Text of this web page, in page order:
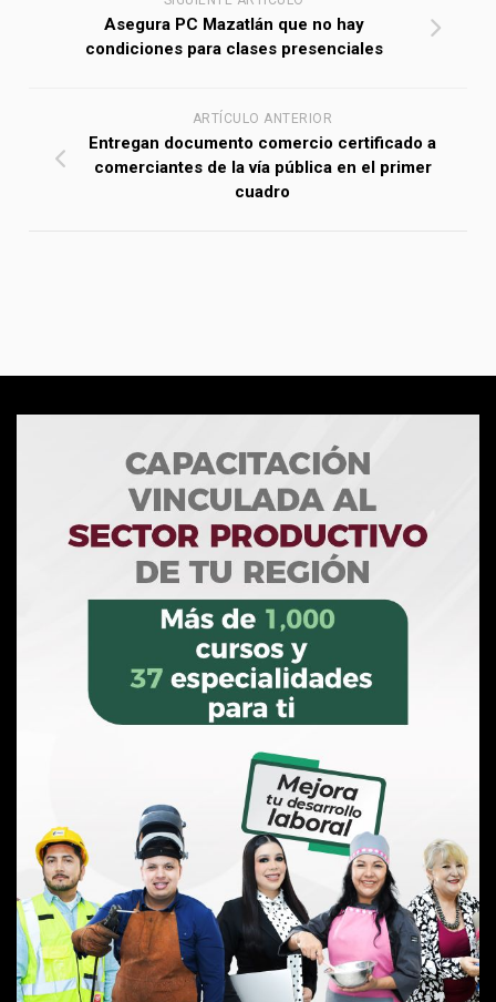
Asegura PC Mazatlán que no hay
condiciones para clases presenciales
ARTÍCULO ANTERIOR
Entregan documento comercio certificado a
comerciantes de la vía pública en el primer
cuadro